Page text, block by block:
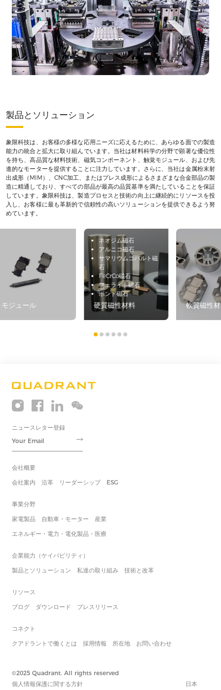
製品とソリューション
象限科技は、お客様の多様な応用ニーズに応えるために、あらゆる面での製造
能力の統合と拡大に取り組んでいます。当社は材料科学の分野で顕著な優位性
を持ち、高品質な材料技術、磁気コンポーネント、触覚モジュール、および先
進的なモーターを提供することに注力しています。さらに、当社は金属粉末射
出成形（MIM）、CNC加工、またはプレス成形によるさまざまな合金部品の製
造に精通しており、すべての部品が最高の品質基準を満たしていることを保証
しています。象限科技は、製造プロセスと技術の向上に継続的にリソースを投
入し、お客様に最も革新的で信頼性の高いソリューションを提供できるよう努
めています。
モジュール
ネオジム磁石
アルニコ磁石
サマリウムコバルト磁
石
FeCrCo磁石
フェライト磁石
ボンド磁石
硬質磁性材料 軟質磁性
ニュースレター登録
会社概要
会社案内
沿革 リーダーシップ ESG
事業分野
家電製品
自動車・モーター
産業
エネルギー・電力・電化製品・医療
企業能力（ケイパビリティ）
製品とソリューション
私達の取り組み 技術と改革
リソース
ブログ
ダウンロード プレスリリース
コネクト
クアドラントで働くとは
採用情報 所在地 お問い合わせ
©2025 Quadrant. All rights reserved
個人情報保護に関する方針
日本